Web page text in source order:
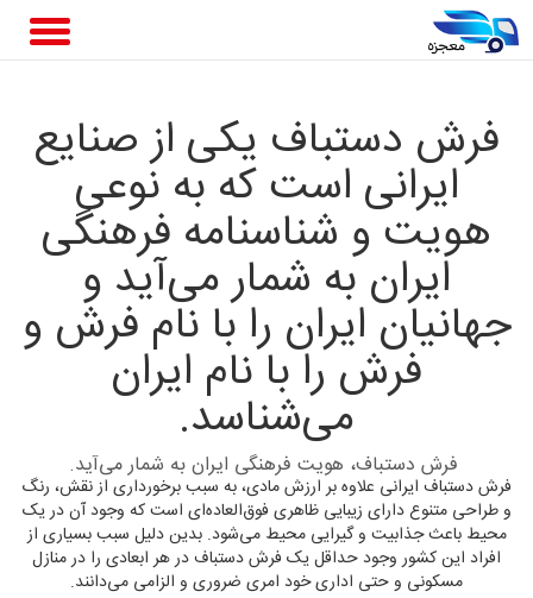
فرش دستباف یکی از صنایع
ایرانی است که به نوعی
هویت و شناسنامه فرهنگی
ایران به شمار می‌آید و
جهانیان ایران را با نام فرش و
فرش را با نام ایران
می‌شناسد.
فرش دستباف، هویت فرهنگی ایران به شمار می‌آید.
فرش دستباف ایرانی علاوه بر ارزش مادی، به سبب برخورداری از نقش، رنگ
و طراحی متنوع دارای زیبایی ظاهری فوق‌العاده‌ای است که وجود آن در یک
محیط باعث جذابیت و گیرایی محیط می‌شود. بدین دلیل سبب بسیاری از
افراد این کشور وجود حداقل یک فرش دستباف در هر ابعادی را در منازل
مسکونی و حتی اداری خود امری ضروری و الزامی می‌دانند.